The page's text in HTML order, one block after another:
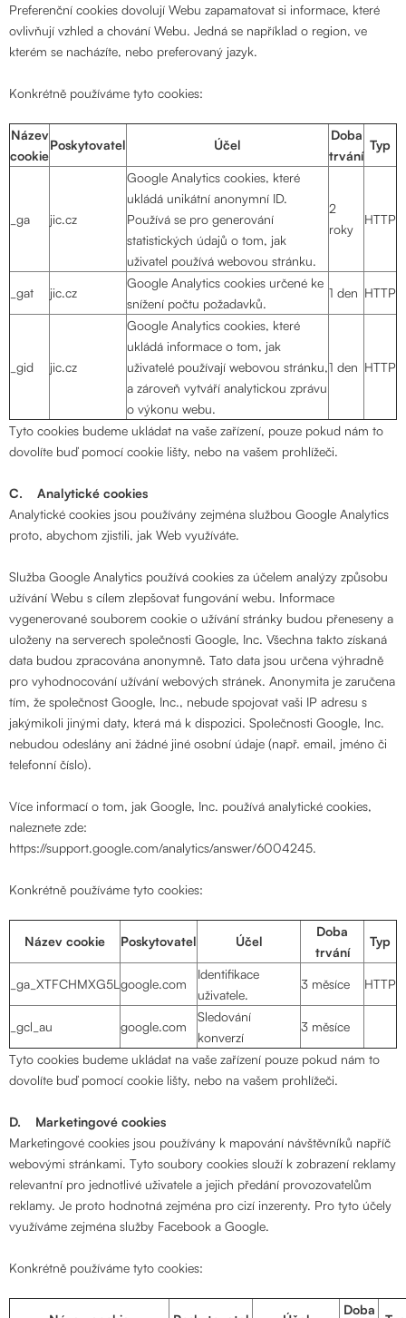
Preferenční cookies dovolují Webu zapamatovat si informace, které
ovlivňují vzhled a chování Webu. Jedná se například o region, ve
kterém se nacházíte, nebo preferovaný jazyk.
Konkrétně používáme tyto cookies:
Název
cookie
Poskytovatel Účel
Doba
trvání
Typ
_ga jic.cz
Google Analytics cookies, které
ukládá unikátní anonymní ID.
Používá se pro generování
statistických údajů o tom, jak
uživatel používá webovou stránku.
2
roky
HTTP
_gat jic.cz
Google Analytics cookies určené ke
snížení počtu požadavků.
1 den HTTP
_gid jic.cz
Google Analytics cookies, které
ukládá informace o tom, jak
uživatelé používají webovou stránku,
a zároveň vytváří analytickou zprávu
o výkonu webu.
1 den HTTP
Tyto cookies budeme ukládat na vaše zařízení, pouze pokud nám to
dovolíte buď pomocí cookie lišty, nebo na vašem prohlížeči.
C. Analytické cookies
Analytické cookies jsou používány zejména službou Google Analytics
proto, abychom zjistili, jak Web využíváte.
Služba Google Analytics používá cookies za účelem analýzy způsobu
užívání Webu s cílem zlepšovat fungování webu. Informace
vygenerované souborem cookie o užívání stránky budou přeneseny a
uloženy na serverech společnosti Google, Inc. Všechna takto získaná
data budou zpracována anonymně. Tato data jsou určena výhradně
pro vyhodnocování užívání webových stránek. Anonymita je zaručena
tím, že společnost Google, Inc., nebude spojovat vaši IP adresu s
jakýmikoli jinými daty, která má k dispozici. Společnosti Google, Inc.
nebudou odeslány ani žádné jiné osobní údaje (např. email, jméno či
telefonní číslo).
Více informací o tom, jak Google, Inc. používá analytické cookies,
naleznete zde:
https://support.google.com/analytics/answer/6004245.
Konkrétně používáme tyto cookies:
Název cookie Poskytovatel Účel
Doba
trvání
Typ
_ga_XTFCHMXG5L google.com
Identifikace
uživatele.
3 měsíce HTTP
_gcl_au google.com
Sledování
konverzí
3 měsíce
Tyto cookies budeme ukládat na vaše zařízení pouze pokud nám to
dovolíte buď pomocí cookie lišty, nebo na vašem prohlížeči.
D. Marketingové cookies
Marketingové cookies jsou používány k mapování návštěvníků napříč
webovými stránkami. Tyto soubory cookies slouží k zobrazení reklamy
relevantní pro jednotlivé uživatele a jejich předání provozovatelům
reklamy. Je proto hodnotná zejména pro cizí inzerenty. Pro tyto účely
využíváme zejména služby Facebook a Google.
Konkrétně používáme tyto cookies:
Doba